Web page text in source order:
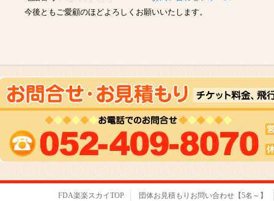
今後ともご愛顧のほどよろしくお願いいたします。
FDA楽楽スカイTOP
団体お見積もりお問い合わせ【5名～】